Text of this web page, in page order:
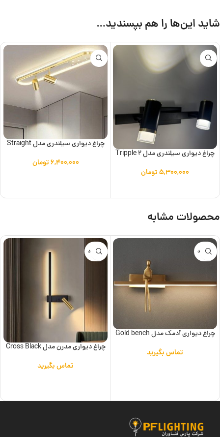
شاید این‌ها را هم بپسندید…
چراغ دیواری سیلندری مدل Tripple 2
۵,۳۰۰,۰۰۰تومان
چراغ دیواری سیلندری مدل Straight
۶,۴۰۰,۰۰۰تومان
محصولات مشابه
ناموجود
چراغ دیواری آدمک مدل Gold bench
تماس بگیرید
ناموجود
چراغ دیواری مدرن مدل Cross Black
تماس بگیرید